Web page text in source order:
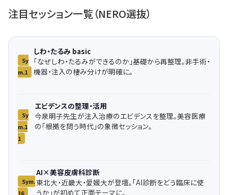
注目セッション一覧（NERO選抜）
Sy
m.1
しわ・たるみ basic
「なぜしわ・たるみができるのか」基礎から再整理。非手術・
機器・注入の棲み分けが明確に。
Sy
m.1
1
エビデンスの整理・活用
今泉明子先生が注入治療のエビデンスを整理。美容医療
の「根拠を問う時代」の象徴セッション。
Sym.
16
AI×美容皮膚科診断
東北大・近畿大・愛媛大が登壇。「AI診断をどう臨床に使
うか」が初めて正面テーマに。